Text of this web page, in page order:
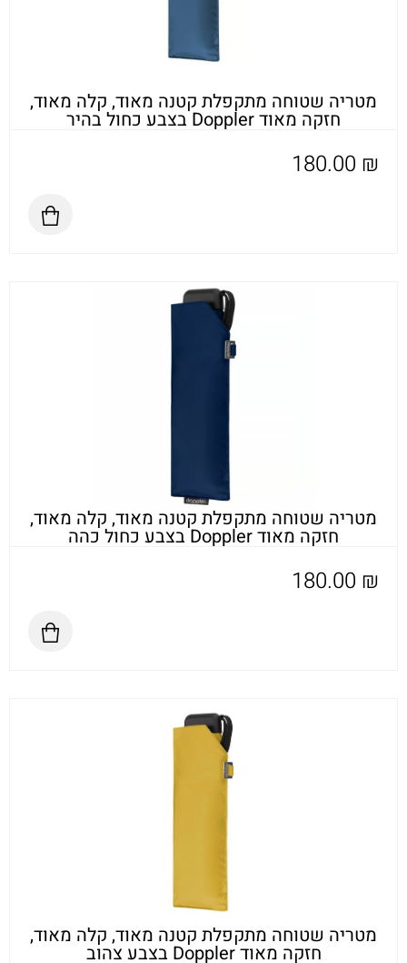
מטריה שטוחה מתקפלת קטנה מאוד, קלה מאוד,
חזקה מאוד Doppler בצבע כחול בהיר
180.00 ₪
מטריה שטוחה מתקפלת קטנה מאוד, קלה מאוד,
חזקה מאוד Doppler בצבע כחול כהה
180.00 ₪
מטריה שטוחה מתקפלת קטנה מאוד, קלה מאוד,
חזקה מאוד Doppler בצבע צהוב